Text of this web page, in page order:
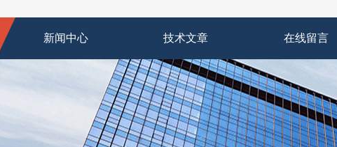
新闻中心 技术文章 在线留言